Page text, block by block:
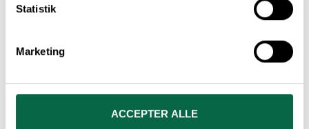
Statistik
Marketing
ACCEPTER ALLE
Telefon
Besked